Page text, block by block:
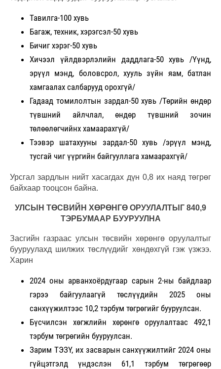
Тавилга-100 хувь
Багаж, техник, хэрэгсэл-50 хувь
Бичиг хэрэг-50 хувь
Хичээл үйлдвэрлэлийн даддлага-50 хувь /Үүнд,
эрүүл мэнд, боловсрол, хууль зүйн яам, батлан
хамгаалах салбарууд орохгүй/
Гадаад томилолтын зардал-50 хувь /Төрийн өндөр
түвшний айлчлал, өндөр түвшний зочин
төлөөлөгчийнх хамаарахгүй/
Тээвэр шатахууны зардал-50 хувь /эрүүл мэнд,
тусгай чиг үүргийн байгууллага хамаарахгүй/
Урсгал зардлын нийт хасагдах дүн 0,8 их наяд төгрөг
байхаар тооцсон байна.
УЛСЫН ТӨСВИЙН ХӨРӨНГӨ ОРУУЛАЛТЫГ 840,9
ТЭРБУМААР БУУРУУЛНА
Засгийн газраас улсын төсвийн хөрөнгө оруулалтыг
бууруулахд шилжих төслүүдийг хөндөхгүй гэж үзжээ.
Харин
2024 оны арванхоёрдугаар сарын 2-ны байдлаар
гэрээ байгуулаагүй төслүүдийн 2025 оны
санхүүжилтээс 10,2 тэрбум төгрөгийг бууруулсан.
Бүсчилсэн хөгжлийн хөрөнгө оруулалтаас 492,1
тэрбум төгрөгийн бууруулсан.
Зарим ТЭЗҮ, их засварын санхүүжилтийг 2024 оны
гүйцэтгэлд үндэслэн 61,1 тэрбум төгрөгөөр